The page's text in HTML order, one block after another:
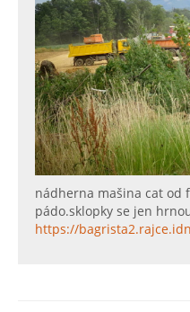
nádherna mašina cat od
pádo.sklopky se jen
https://